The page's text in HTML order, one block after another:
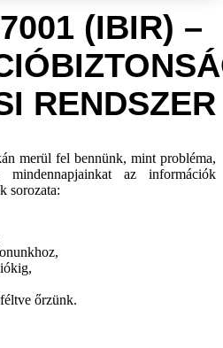
(IBIR) –
RENDSZER
merül fel bennünk, mint probléma,
mindennapjainkat az információk
sorozata:
őrzünk.